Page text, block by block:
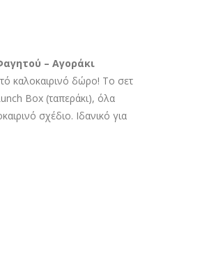
– Αγοράκι
καλοκαιρινό δώρο! Το σετ
Box (ταπεράκι), όλα
σχέδιο. Ιδανικό για